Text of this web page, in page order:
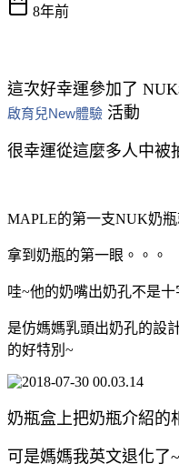
8年前
這次好幸運參加了
啟育兒New體驗 活動
很幸運從這麼多人中被
MAPLE的第一支NUK奶
拿到奶瓶的第一眼。。。
哇~他的奶嘴出奶孔不是
是仿媽媽乳頭出奶孔的設
的好特別~
奶瓶盒上把奶瓶介紹的
可是媽媽我英文退化了~